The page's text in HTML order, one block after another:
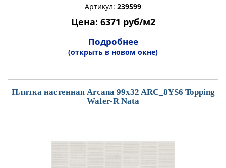
Артикул: 239599
Цена: 6371 руб/м2
Подробнее
(открыть в новом окне)
Плитка настенная Arcana 99x32 ARC_8YS6 Topping
Wafer-R Nata